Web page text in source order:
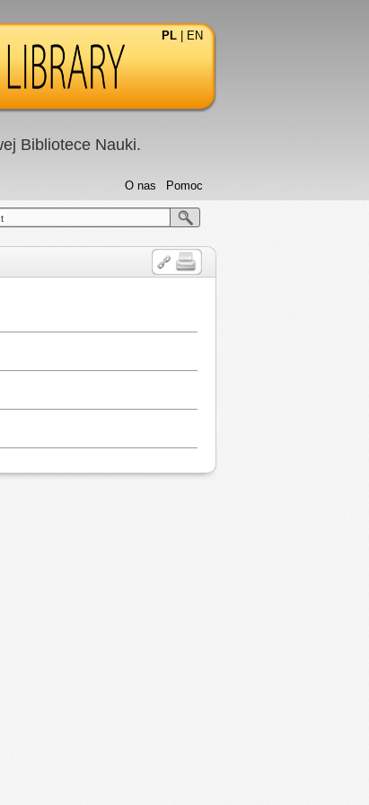
PL EN
Bibliotece Nauki.
Pomoc
O nas